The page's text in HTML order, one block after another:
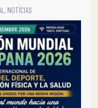
, NOTÍCIAS